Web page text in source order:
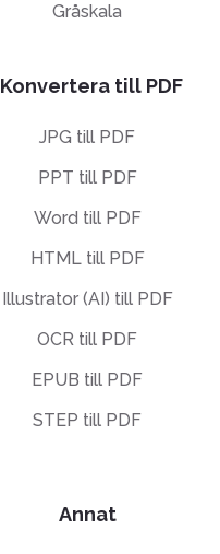
Gråskala
Konvertera till PDF
JPG till PDF
PPT till PDF
Word till PDF
HTML till PDF
Illustrator (AI) till PDF
OCR till PDF
EPUB till PDF
STEP till PDF
Annat